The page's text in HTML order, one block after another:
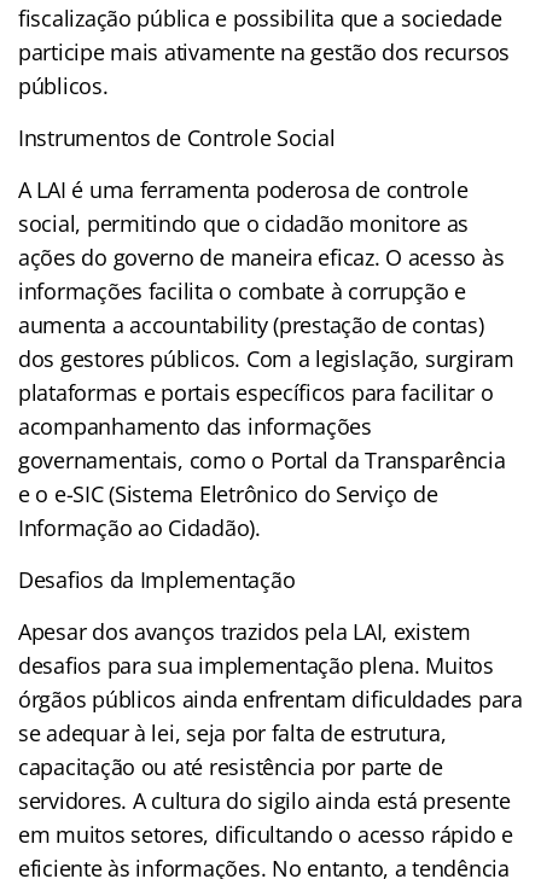
fiscalização pública e possibilita que a sociedade
participe mais ativamente na gestão dos recursos
públicos.
Instrumentos de Controle Social
A LAI é uma ferramenta poderosa de controle
social, permitindo que o cidadão monitore as
ações do governo de maneira eficaz. O acesso às
informações facilita o combate à corrupção e
aumenta a accountability (prestação de contas)
dos gestores públicos. Com a legislação, surgiram
plataformas e portais específicos para facilitar o
acompanhamento das informações
governamentais, como o Portal da Transparência
e o e-SIC (Sistema Eletrônico do Serviço de
Informação ao Cidadão).
Desafios da Implementação
Apesar dos avanços trazidos pela LAI, existem
desafios para sua implementação plena. Muitos
órgãos públicos ainda enfrentam dificuldades para
se adequar à lei, seja por falta de estrutura,
capacitação ou até resistência por parte de
servidores. A cultura do sigilo ainda está presente
em muitos setores, dificultando o acesso rápido e
eficiente às informações. No entanto, a tendência